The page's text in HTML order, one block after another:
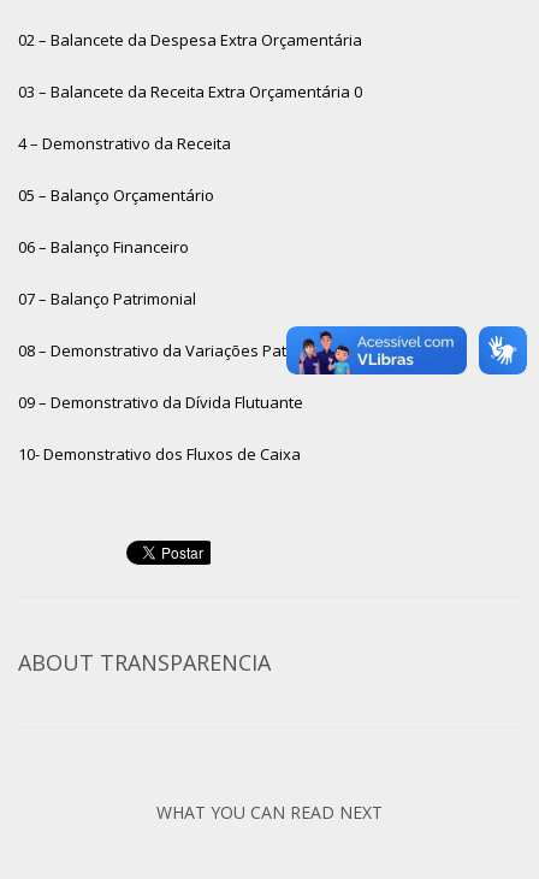
02 – Balancete da Despesa Extra Orçamentária
03 – Balancete da Receita Extra Orçamentária 0
4 – Demonstrativo da Receita
05 – Balanço Orçamentário
06 – Balanço Financeiro
07 – Balanço Patrimonial
08 – Demonstrativo da Variações Patrimoniais
09 – Demonstrativo da Dívida Flutuante
10- Demonstrativo dos Fluxos de Caixa
ABOUT TRANSPARENCIA
WHAT YOU CAN READ NEXT